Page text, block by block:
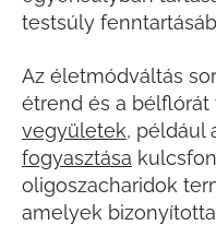
testsúly
Az életmódváltás
étrend és a bélflórát
vegyületek, például
fogyasztása
oligoszacharidok
amelyek